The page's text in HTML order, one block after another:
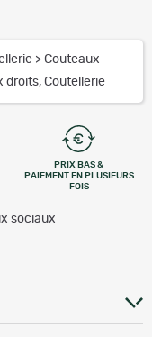
> Couteaux
droits, Coutellerie
PRIX BAS &
PAIEMENT EN PLUSIEURS
FOIS
sociaux